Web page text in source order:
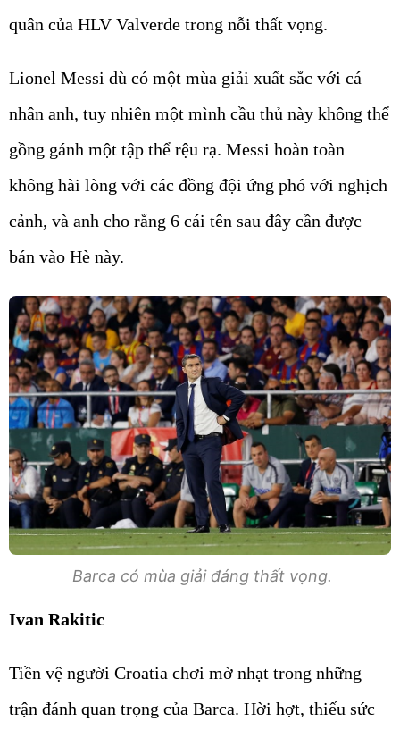
quân của HLV Valverde trong nỗi thất vọng.
Lionel Messi dù có một mùa giải xuất sắc với cá
nhân anh, tuy nhiên một mình cầu thủ này không thể
gồng gánh một tập thể rệu rạ. Messi hoàn toàn
không hài lòng với các đồng đội ứng phó với nghịch
cảnh, và anh cho rằng 6 cái tên sau đây cần được
bán vào Hè này.
Barca có mùa giải đáng thất vọng.
Ivan Rakitic
Tiền vệ người Croatia chơi mờ nhạt trong những
trận đánh quan trọng của Barca. Hời hợt, thiếu sức